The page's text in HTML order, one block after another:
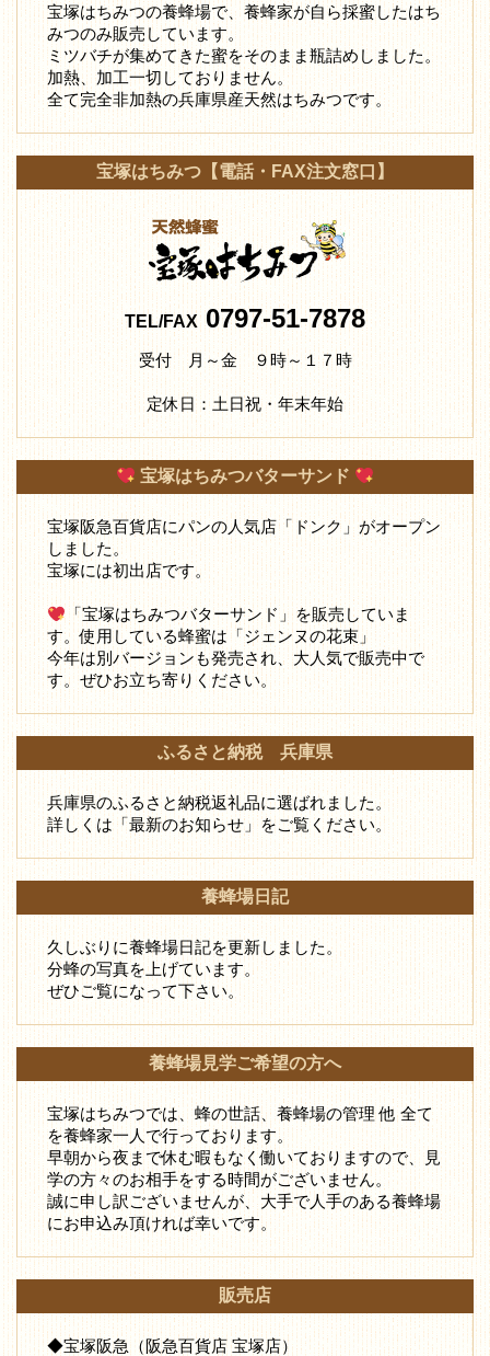
宝塚はちみつの養蜂場で、養蜂家が自ら採蜜したはち
みつのみ販売しています。
ミツバチが集めてきた蜜をそのまま瓶詰めしました。
加熱、加工一切しておりません。
全て完全非加熱の兵庫県産天然はちみつです。
宝塚はちみつ【電話・FAX注文窓口】
TEL/FAX0797-51-7878
受付 月～金 ９時～１７時
定休日：土日祝・年末年始
宝塚はちみつバターサンド
宝塚阪急百貨店にパンの人気店「ドンク」がオープン
しました。
宝塚には初出店です。
「宝塚はちみつバターサンド」を販売していま
す。使用している蜂蜜は「ジェンヌの花束」
今年は別バージョンも発売され、大人気で販売中で
す。ぜひお立ち寄りください。
ふるさと納税 兵庫県
兵庫県のふるさと納税返礼品に選ばれました。
詳しくは「最新のお知らせ」をご覧ください。
養蜂場日記
久しぶりに養蜂場日記を更新しました。
分蜂の写真を上げています。
ぜひご覧になって下さい。
養蜂場見学ご希望の方へ
宝塚はちみつでは、蜂の世話、養蜂場の管理 他 全て
を養蜂家一人で行っております。
早朝から夜まで休む暇もなく働いておりますので、見
学の方々のお相手をする時間がございません。
誠に申し訳ございませんが、大手で人手のある養蜂場
にお申込み頂ければ幸いです。
販売店
◆宝塚阪急（阪急百貨店 宝塚店）